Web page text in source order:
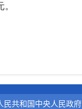
民共和国中央人民政府